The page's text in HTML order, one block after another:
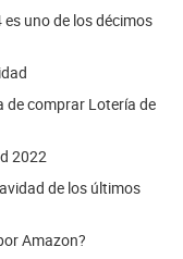
uno de los décimos
de comprar Lotería de
2022
de los últimos
Amazon?